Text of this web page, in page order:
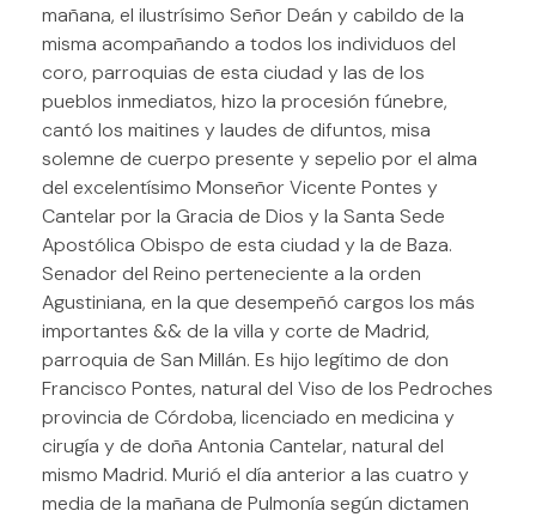
mañana, el ilustrísimo Señor Deán y cabildo de la
misma acompañando a todos los individuos del
coro, parroquias de esta ciudad y las de los
pueblos inmediatos, hizo la procesión fúnebre,
cantó los maitines y laudes de difuntos, misa
solemne de cuerpo presente y sepelio por el alma
del excelentísimo Monseñor Vicente Pontes y
Cantelar por la Gracia de Dios y la Santa Sede
Apostólica Obispo de esta ciudad y la de Baza.
Senador del Reino perteneciente a la orden
Agustiniana, en la que desempeñó cargos los más
importantes && de la villa y corte de Madrid,
parroquia de San Millán. Es hijo legítimo de don
Francisco Pontes, natural del Viso de los Pedroches
provincia de Córdoba, licenciado en medicina y
cirugía y de doña Antonia Cantelar, natural del
mismo Madrid. Murió el día anterior a las cuatro y
media de la mañana de Pulmonía según dictamen